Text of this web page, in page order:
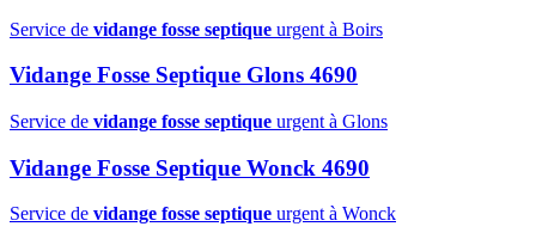
Service de vidange fosse septique urgent à Boirs
Vidange Fosse Septique Glons 4690
Service de vidange fosse septique urgent à Glons
Vidange Fosse Septique Wonck 4690
Service de vidange fosse septique urgent à Wonck